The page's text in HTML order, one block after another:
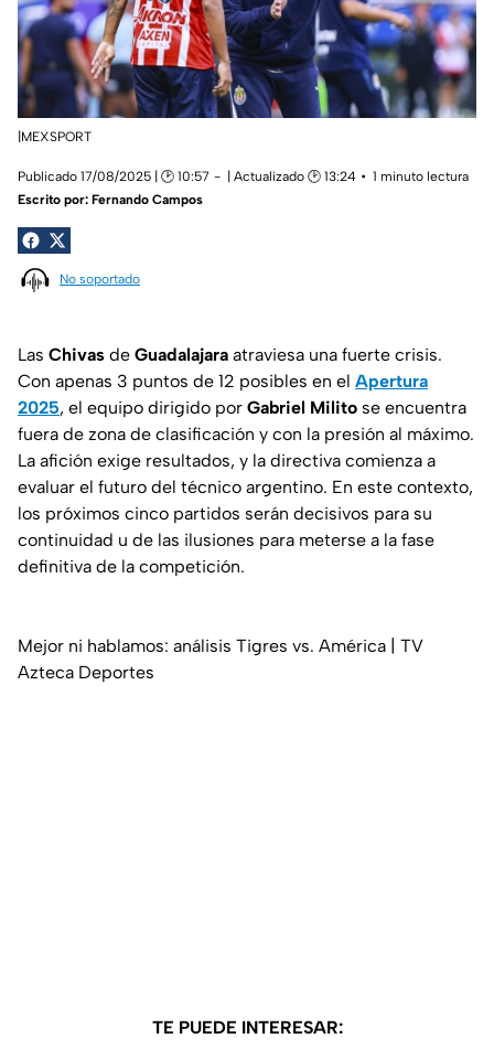
|MEXSPORT
Publicado 17/08/2025 | 🕑 10:57 | Actualizado 🕑 13:24
1 minuto lectura
Escrito por: Fernando Campos
No soportado
Las Chivas de Guadalajara atraviesa una fuerte crisis.
Con apenas 3 puntos de 12 posibles en el Apertura
2025, el equipo dirigido por Gabriel Milito se encuentra
fuera de zona de clasificación y con la presión al máximo.
La afición exige resultados, y la directiva comienza a
evaluar el futuro del técnico argentino. En este contexto,
los próximos cinco partidos serán decisivos para su
continuidad u de las ilusiones para meterse a la fase
definitiva de la competición.
Mejor ni hablamos: análisis Tigres vs. América | TV
Azteca Deportes
TE PUEDE INTERESAR: